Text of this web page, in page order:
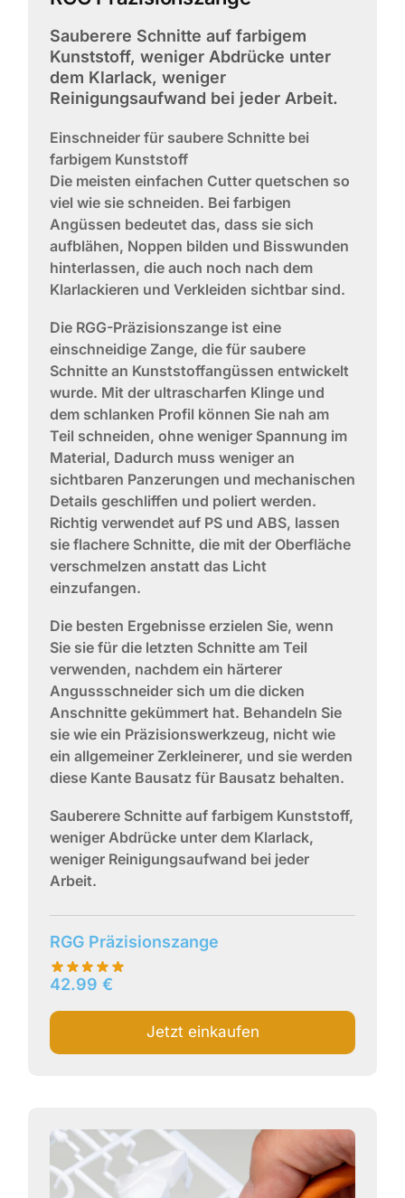
Sauberere Schnitte auf farbigem
Kunststoff, weniger Abdrücke unter
dem Klarlack, weniger
Reinigungsaufwand bei jeder Arbeit.
Einschneider für saubere Schnitte bei
farbigem Kunststoff
Die meisten einfachen Cutter quetschen so
viel wie sie schneiden. Bei farbigen
Angüssen bedeutet das, dass sie sich
aufblähen, Noppen bilden und Bisswunden
hinterlassen, die auch noch nach dem
Klarlackieren und Verkleiden sichtbar sind.
Die RGG-Präzisionszange ist eine
einschneidige Zange, die für saubere
Schnitte an Kunststoffangüssen entwickelt
wurde. Mit der ultrascharfen Klinge und
dem schlanken Profil können Sie nah am
Teil schneiden, ohne weniger Spannung im
Material, Dadurch muss weniger an
sichtbaren Panzerungen und mechanischen
Details geschliffen und poliert werden.
Richtig verwendet auf PS und ABS, lassen
sie flachere Schnitte, die mit der Oberfläche
verschmelzen anstatt das Licht
einzufangen.
Die besten Ergebnisse erzielen Sie, wenn
Sie sie für die letzten Schnitte am Teil
verwenden, nachdem ein härterer
Angussschneider sich um die dicken
Anschnitte gekümmert hat. Behandeln Sie
sie wie ein Präzisionswerkzeug, nicht wie
ein allgemeiner Zerkleinerer, und sie werden
diese Kante Bausatz für Bausatz behalten.
Sauberere Schnitte auf farbigem Kunststoff,
weniger Abdrücke unter dem Klarlack,
weniger Reinigungsaufwand bei jeder
Arbeit.
RGG Präzisionszange
42.99 €
Jetzt einkaufen